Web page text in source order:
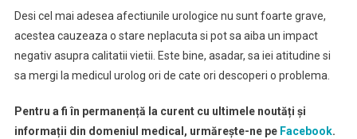
Desi cel mai adesea afectiunile urologice nu sunt foarte grave,
acestea cauzeaza o stare neplacuta si pot sa aiba un impact
negativ asupra calitatii vietii. Este bine, asadar, sa iei atitudine si
sa mergi la medicul urolog ori de cate ori descoperi o problema.
Pentru a fi în permanență la curent cu ultimele noutăți și
informații din domeniul medical, urmărește-ne pe Facebook.